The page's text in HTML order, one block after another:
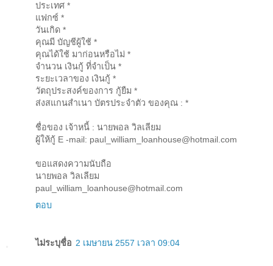
ประเทศ *
แฟกซ์ *
วันเกิด *
คุณมี บัญชีผู้ใช้ *
คุณได้ใช้ มาก่อนหรือไม่ *
จำนวน เงินกู้ ที่จำเป็น *
ระยะเวลาของ เงินกู้ *
วัตถุประสงค์ของการ กู้ยืม *
ส่งสแกนสำเนา บัตรประจำตัว ของคุณ : *
ชื่อของ เจ้าหนี้ : นายพอล วิลเลียม
ผู้ให้กู้ E -mail: paul_william_loanhouse@hotmail.com
ขอแสดงความนับถือ
นายพอล วิลเลียม
paul_william_loanhouse@hotmail.com
ตอบ
ไม่ระบุชื่อ 2 เมษายน 2557 เวลา 09:04